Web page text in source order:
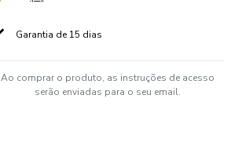
Garantia de 15 dias
Ao comprar o produto, as instruções de acesso
serão enviadas para o seu email.